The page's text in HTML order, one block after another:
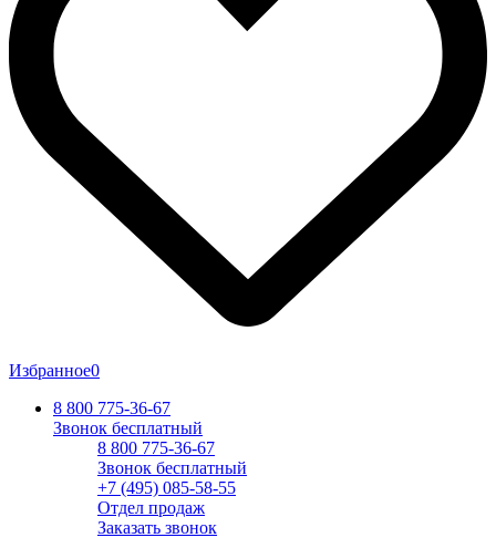
Избранное0
8 800 775-36-67
Звонок бесплатный
8 800 775-36-67
Звонок бесплатный
+7 (495) 085-58-55
Отдел продаж
Заказать звонок